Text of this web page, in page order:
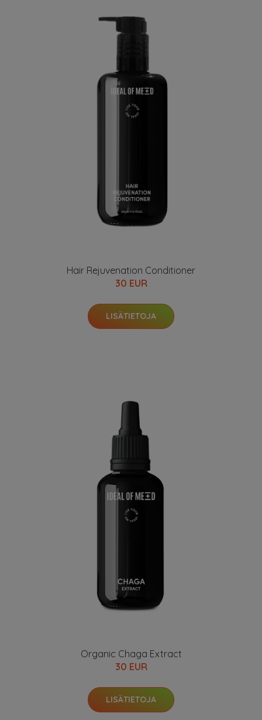
Hair Rejuvenation Conditioner
30 EUR
LISÄTIETOJA
Organic Chaga Extract
30 EUR
LISÄTIETOJA